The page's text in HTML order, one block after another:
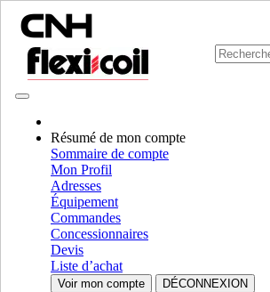
Résumé de mon compte
Sommaire de compte
Mon Profil
Adresses
Équipement
Commandes
Concessionnaires
Devis
Liste d’achat
Voir mon compte DÉCONNEXION
Sélectionner marque
Fermer le Menu
CATÉGORIES
EQUIPMENT
AUTORÉPARATION